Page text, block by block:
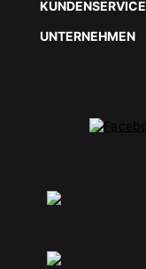
KUNDENSERVICE
UNTERNEHMEN